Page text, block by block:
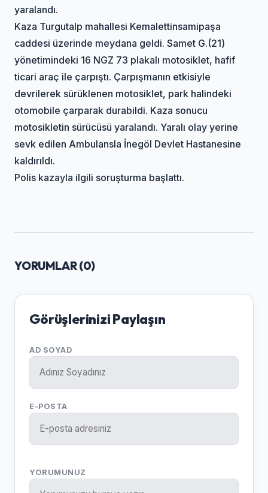
yaralandı.
Kaza Turgutalp mahallesi Kemalettinsamipaşa
caddesi üzerinde meydana geldi. Samet G.(21)
yönetimindeki 16 NGZ 73 plakalı motosiklet, hafif
ticari araç ile çarpıştı. Çarpışmanın etkisiyle
devrilerek sürüklenen motosiklet, park halindeki
otomobile çarparak durabildi. Kaza sonucu
motosikletin sürücüsü yaralandı. Yaralı olay yerine
sevk edilen Ambulansla İnegöl Devlet Hastanesine
kaldırıldı.
Polis kazayla ilgili soruşturma başlattı.
YORUMLAR (0)
Görüşlerinizi Paylaşın
AD SOYAD
E-POSTA
YORUMUNUZ